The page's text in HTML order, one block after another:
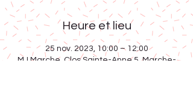
Heure et lieu
25 nov. 2023, 10:00 – 12:00
MJ Marche, Clos Sainte-Anne 5, Marche-